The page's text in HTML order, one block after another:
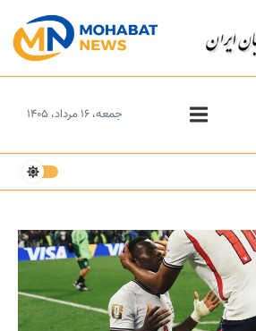
جمعه، ۱۶ مرداد، ۱۴۰۵